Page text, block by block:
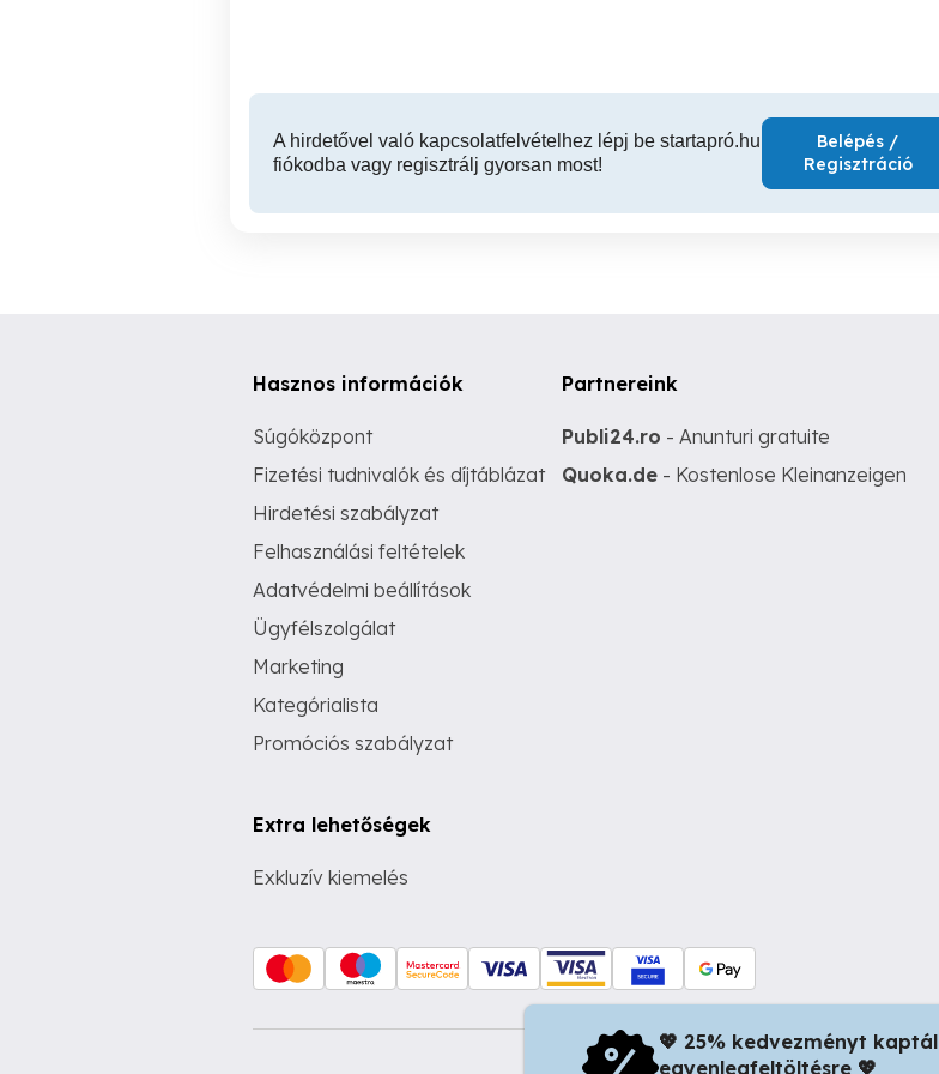
A hirdetővel való kapcsolatfelvételhez lépj be startapró.hu
fiókodba vagy regisztrálj gyorsan most!
Belépés /
Regisztráció
Hasznos információk
Súgóközpont
Fizetési tudnivalók és díjtáblázat
Hirdetési szabályzat
Felhasználási feltételek
Adatvédelmi beállítások
Ügyfélszolgálat
Marketing
Kategórialista
Promóciós szabályzat
Extra lehetőségek
Exkluzív kiemelés
Partnereink
Publi24.ro - Anunturi gratuite
Quoka.de - Kostenlose Kleinanzeigen
💖 25% kedvezményt kaptál
egyenlegfeltöltésre 💖